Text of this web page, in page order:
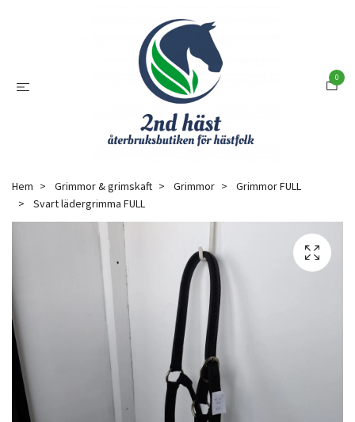
0
Hem Grimmor & grimskaft Grimmor
Grimmor FULL
Svart lädergrimma FULL